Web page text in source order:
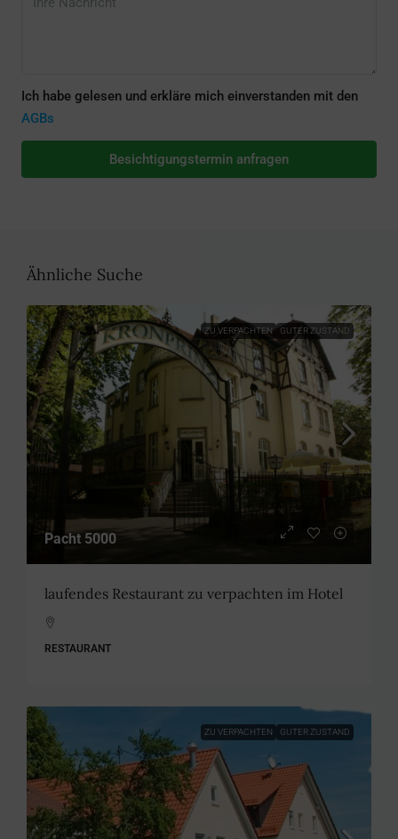
Ich habe gelesen und erkläre mich einverstanden mit den
AGBs
Besichtigungstermin anfragen
Ähnliche Suche
ZU VERPACHTEN GUTER ZUSTAND
Pacht 5000
laufendes Restaurant zu verpachten im Hotel
RESTAURANT
ZU VERPACHTEN GUTER ZUSTAND